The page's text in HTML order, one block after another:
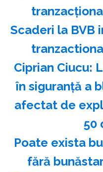
Scaderi la BVB
Ciprian Ciucu:
în siguranţă a
afectat de
50
Poate exista
fără